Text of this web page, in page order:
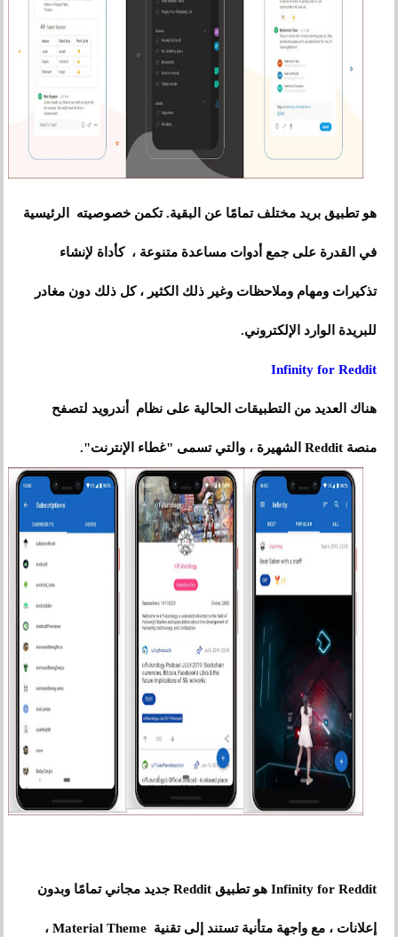
هو تطبيق بريد مختلف تمامًا عن البقية. تكمن خصوصيته الرئيسية
في القدرة على جمع أدوات مساعدة متنوعة ، كأداة لإنشاء
تذكيرات ومهام وملاحظات وغير ذلك الكثير ، كل ذلك دون مغادر
للبريدة الوارد الإلكتروني.
Infinity for Reddit
هناك العديد من التطبيقات الحالية على نظام أندرويد لتصفح
منصة Reddit الشهيرة ، والتي تسمى "غطاء الإنترنت".
Infinity for Reddit هو تطبيق Reddit جديد مجاني تمامًا وبدون
إعلانات ، مع واجهة متأنية تستند إلى تقنية Material Theme ،